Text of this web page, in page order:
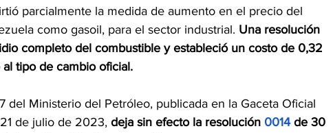
parcialmente la medida de aumento en el precio del
como gasoil, para el sector industrial. Una resolución
completo del combustible y estableció un costo de 0,32
tipo de cambio oficial.
del Ministerio del Petróleo, publicada en la Gaceta Oficial
de julio de 2023, deja sin efecto la resolución 0014 de 30